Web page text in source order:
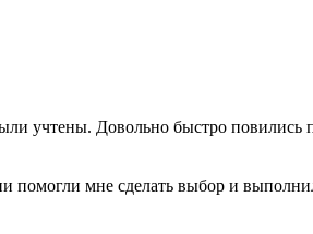
учтены. Довольно быстро повились
помогли мне сделать выбор и